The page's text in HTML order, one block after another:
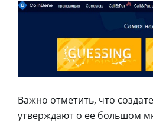
Важно отметить, что
утверждают о ее большом